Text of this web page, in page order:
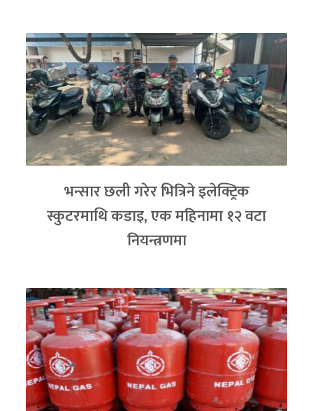
भन्सार छली गरेर भित्रिने इलेक्ट्रिक
स्कुटरमाथि कडाइ, एक महिनामा १२ वटा
नियन्त्रणमा